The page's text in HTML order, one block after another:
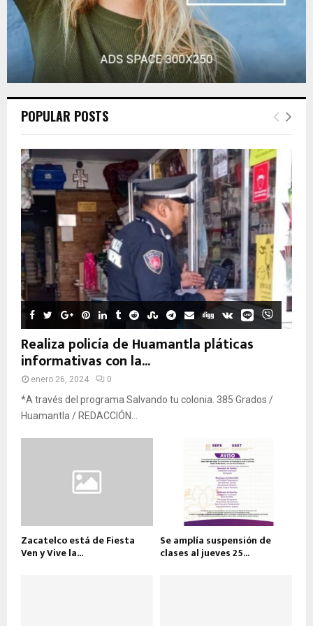
POPULAR POSTS
Realiza policía de Huamantla pláticas
informativas con la...
enero 26, 2024 0
*A través del programa Salvando tu colonia. 385 Grados /
Huamantla / REDACCIÓN...
Zacatelco está de Fiesta
Ven y Vive la...
Se amplía suspensión de
clases al jueves 25...